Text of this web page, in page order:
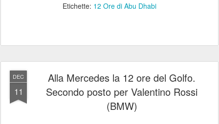
Etichette: 12 Ore di Abu Dhabi
DEC
11
Alla Mercedes la 12 ore del Golfo.
Secondo posto per Valentino Rossi
(BMW)